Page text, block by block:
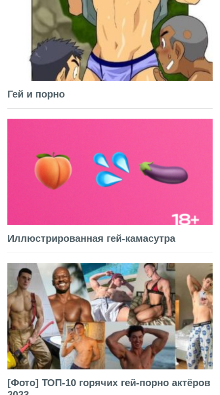
Гей и порно
Иллюстрированная гей-камасутра
[Фото] ТОП-10 горячих гей-порно актёров